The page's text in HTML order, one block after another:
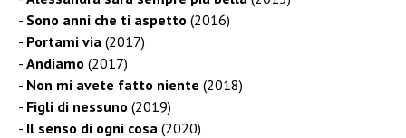
Sono anni che ti aspetto (2016)
Portami via (2017)
Andiamo (2017)
Non mi avete fatto niente (2018)
Figli di nessuno (2019)
Il senso di ogni cosa (2020)